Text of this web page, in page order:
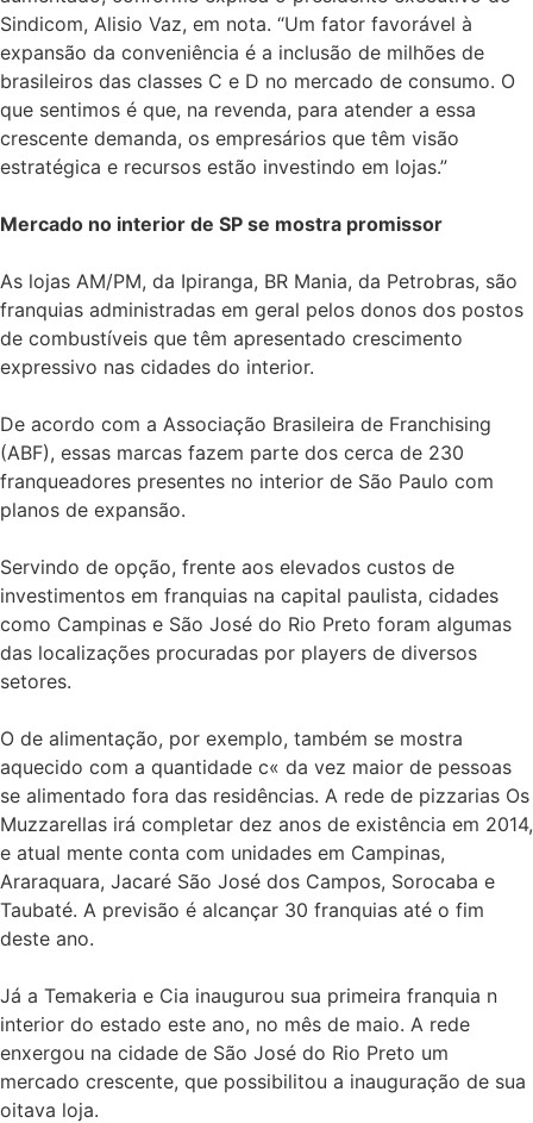
Sindicom, Alisio Vaz, em nota. “Um fator favorável à
expansão da conveniência é a inclusão de milhões de
brasileiros das classes C e D no mercado de consumo. O
que sentimos é que, na revenda, para atender a essa
crescente demanda, os empresários que têm visão
estratégica e recursos estão investindo em lojas.”
Mercado no interior de SP se mostra promissor
As lojas AM/PM, da Ipiranga, BR Mania, da Petrobras, são
franquias administradas em geral pelos donos dos postos
de combustíveis que têm apresentado crescimento
expressivo nas cidades do interior.
De acordo com a Associação Brasileira de Franchising
(ABF), essas marcas fazem parte dos cerca de 230
franqueadores presentes no interior de São Paulo com
planos de expansão.
Servindo de opção, frente aos elevados custos de
investimentos em franquias na capital paulista, cidades
como Campinas e São José do Rio Preto foram algumas
das localizações procuradas por players de diversos
setores.
O de alimentação, por exemplo, também se mostra
aquecido com a quantidade c« da vez maior de pessoas
se alimentado fora das residências. A rede de pizzarias Os
Muzzarellas irá completar dez anos de existência em 2014,
e atual mente conta com unidades em Campinas,
Araraquara, Jacaré São José dos Campos, Sorocaba e
Taubaté. A previsão é alcançar 30 franquias até o fim
deste ano.
Já a Temakeria e Cia inaugurou sua primeira franquia n
interior do estado este ano, no mês de maio. A rede
enxergou na cidade de São José do Rio Preto um
mercado crescente, que possibilitou a inauguração de sua
oitava loja.